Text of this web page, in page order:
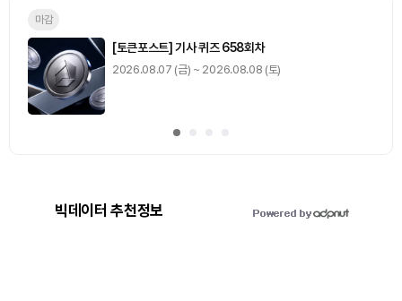
마감
[토큰포스트] 기사 퀴즈 658회차
2026.08.07 (금) ~ 2026.08.08 (토)
빅데이터 추천정보